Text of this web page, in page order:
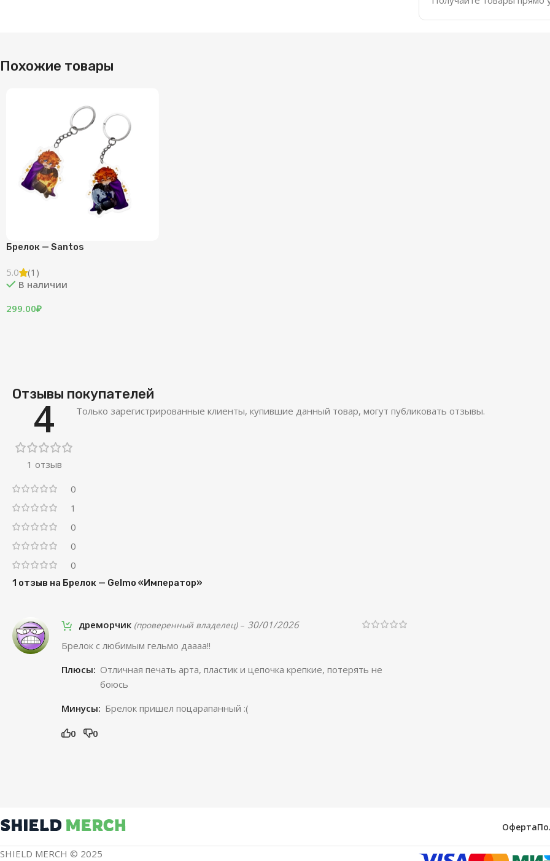
Похожие товары
Брелок — Santos
5.0
(1)
В наличии
299.00₽
Отзывы покупателей
4
1 отзыв
0
1
0
0
0
1 отзыв на Брелок — Gelmo «Император»
дреморчик (проверенный владелец) – 30/01/2026
Брелок с любимым гельмо даааа!!
Плюсы: Отличная печать арта, пластик и цепочка крепкие, потерять не
боюсь
Минусы: Брелок пришел поцарапанный :(
0 0
Только зарегистрированные клиенты, купившие данный товар, могут публиковать отзывы.
Оферта
SHIELD MERCH © 2025